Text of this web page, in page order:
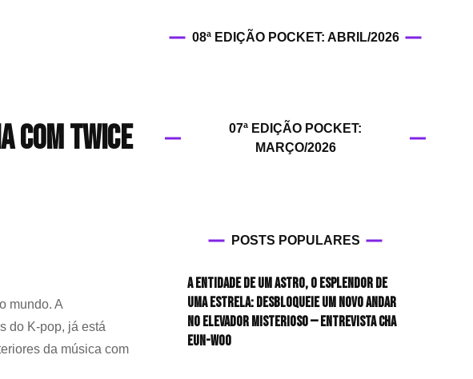
HIT!Games
HIT!Diary
HIT!Lyrics
TWICE
mundo. A
do K-pop, já está
da música com
08ª EDIÇÃO POCKET: ABRIL/2026
07ª EDIÇÃO POCKET:
MARÇO/2026
POSTS POPULARES
A entidade de um astro, o esplendor de
uma estrela: desbloqueie um novo andar
no elevador misterioso — Entrevista CHA
EUN-WOO